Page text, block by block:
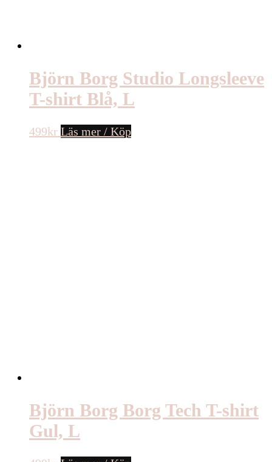
Björn Borg Studio Longsleeve
T-shirt Blå, L
499kr Läs mer / Köp
Björn Borg Borg Tech T-shirt
Gul, L